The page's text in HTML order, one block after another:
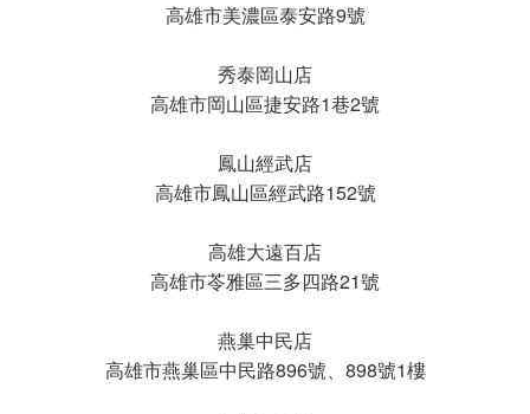
高雄市美濃區泰安路9號
秀泰岡山店
高雄市岡山區捷安路1巷2號
鳳山經武店
高雄市鳳山區經武路152號
高雄大遠百店
高雄市苓雅區三多四路21號
燕巢中民店
高雄市燕巢區中民路896號、898號1樓